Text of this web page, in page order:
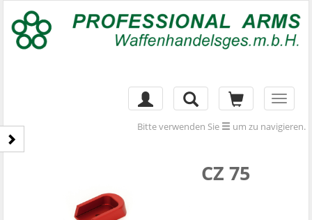
Bitte verwenden Sie um zu navigieren.
CZ 75